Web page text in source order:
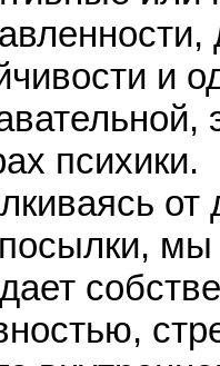
и
психики.
от
мы